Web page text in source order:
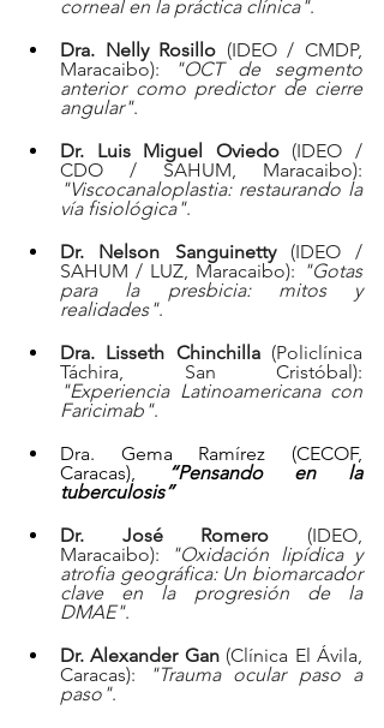
corneal en la práctica clínica".
Dra. Nelly Rosillo (IDEO / CMDP,
Maracaibo):
"OCT de segmento
anterior como predictor de cierre
angular".
Dr. Luis Miguel Oviedo (IDEO /
"Viscocanaloplastia: restaurando la
vía fisiológica".
Dr. Nelson Sanguinetty (IDEO /
SAHUM / LUZ, Maracaibo): "Gotas
para la presbicia: mitos y
realidades".
Dra. Lisseth Chinchilla (Policlínica
"Experiencia Latinoamericana con
Faricimab".
Dra. Gema Ramírez (CECOF,
Caracas),
“Pensando en la
tuberculosis”
Dr. José Romero (IDEO,
Maracaibo):
"Oxidación lipídica y
atrofia geográfica: Un biomarcador
clave en la progresión de la
DMAE".
Dr. Alexander Gan (Clínica El Ávila,
Caracas):
"Trauma ocular paso a
paso".